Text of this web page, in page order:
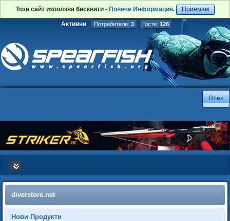
Този сайт използва бисквити - Повече Информация. Приемам
Активни Потребители: 3 Гости: 128
diverstore.net
Нови Продукти